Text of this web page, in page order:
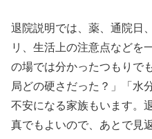
退院説明では、薬、通院日
リ、生活上の注意点などを
の場では分かったつもりで
局どの硬さだった？」「水
不安になる家族もいます。
真でもよいので、あとで見